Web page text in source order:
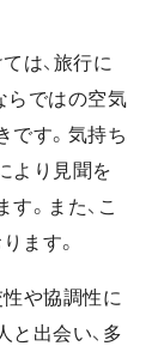
は、旅行に
らではの空気
です。気持ち
より見聞を
。また、こ
ます。
性や協調性に
と出会い、多